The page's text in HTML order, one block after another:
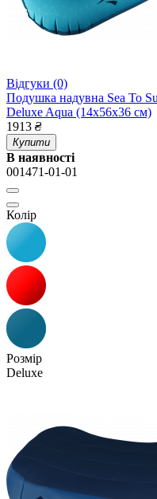
Відгуки (0)
Подушка надувна Sea To
Deluxe Aqua (14x56x36 см)
1913 ₴
Купити
В наявності
001471-01-01
Колір
Розмір
Deluxe